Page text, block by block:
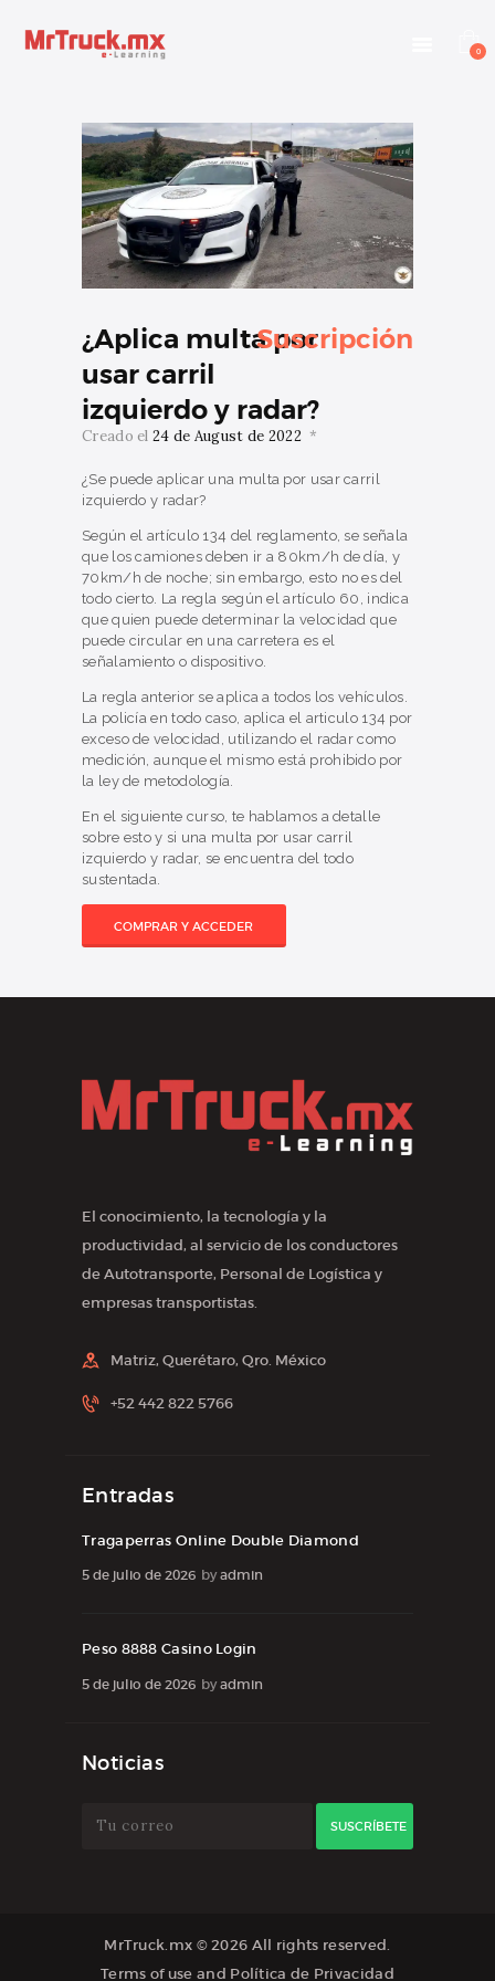
0
E-LEARNING
CONTACTANOS
INGRESAR
¿Aplica multa por
usar carril
izquierdo y radar?
Suscripción
Creado el 24 de August de 2022
¿Se puede aplicar una multa por usar carril
izquierdo y radar?
Según el artículo 134 del reglamento, se señala
que los camiones deben ir a 80km/h de día, y
70km/h de noche; sin embargo, esto no es del
todo cierto. La regla según el artículo 60, indica
que quien puede determinar la velocidad que
puede circular en una carretera es el
señalamiento o dispositivo.
La regla anterior se aplica a todos los vehículos.
La policía en todo caso, aplica el articulo 134 por
exceso de velocidad, utilizando el radar como
medición, aunque el mismo está prohibido por
la ley de metodología.
En el siguiente curso, te hablamos a detalle
sobre esto y si una multa por usar carril
izquierdo y radar, se encuentra del todo
sustentada.
COMPRAR Y ACCEDER
El conocimiento, la tecnología y la
productividad, al servicio de los conductores
de Autotransporte, Personal de Logística y
empresas transportistas.
Matriz, Querétaro, Qro. México
+52 442 822 5766
Entradas
Tragaperras Online Double Diamond
5 de julio de 2026 byadmin
Peso 8888 Casino Login
5 de julio de 2026 byadmin
Noticias
MrTruck.mx © 2026 All rights reserved.
Terms of use and Política de Privacidad